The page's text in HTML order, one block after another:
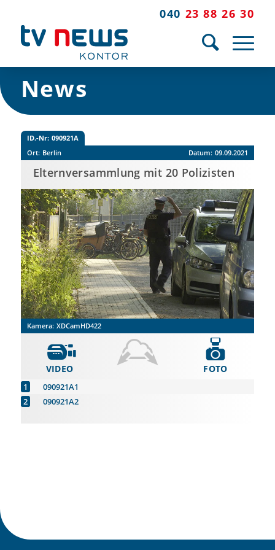
040 23 88 26 30
News
ID.-Nr: 090921A
Ort: Berlin Datum: 09.09.2021
Elternversammlung mit 20 Polizisten
Kamera: XDCamHD422
VIDEO
090921A1
090921A2
FOTO